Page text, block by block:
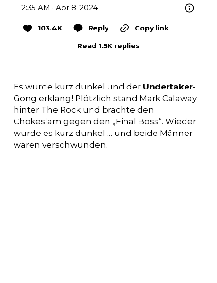
2:35 AM · Apr 8, 2024
103.4K Reply Copy link
Read 1.5K replies
Es wurde kurz dunkel und der Undertaker-
Gong erklang! Plötzlich stand Mark Calaway
hinter The Rock und brachte den
Chokeslam gegen den „Final Boss“. Wieder
wurde es kurz dunkel … und beide Männer
waren verschwunden.